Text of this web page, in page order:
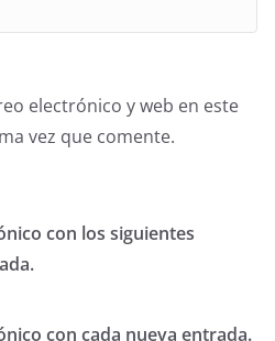
electrónico y web en este
vez que comente.
con los siguientes
con cada nueva entrada.